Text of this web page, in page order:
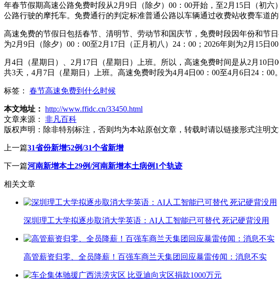
年春节假期高速公路免费时段从2月9日（除夕）00：00开始，至2月15日（初
公路行驶的摩托车。免费通行的判定标准普通公路以车辆通过收费站收费车道的
高速免费的节假日包括春节、清明节、劳动节和国庆节，免费时段因年份和节
为2月9日（除夕）00：00至2月17日（正月初八）24：00；2026年则为2月15日00
月4日（星期日）、2月17日（星期日）上班。所以，高速免费时间是从2月10
共3天，4月7日（星期日）上班。高速免费时段为4月4日00：00至4月6日24：00。
标签： 春节高速免费到什么时候
本文地址： http://www.ffidc.cn/33450.html
文章来源：
非凡百科
版权声明： 除非特别标注，否则均为本站原创文章，转载时请以链接形式注明文
上一篇31省份新增52例/31个省新增
下一篇河南新增本土29例/河南新增本土病例1个轨迹
相关文章
深圳理工大学拟逐步取消大学英语：AI人工智能已可替代 死记硬背没用
高管薪资归零、全员降薪！百强车商兰天集团回应暴雷传闻：消息不实